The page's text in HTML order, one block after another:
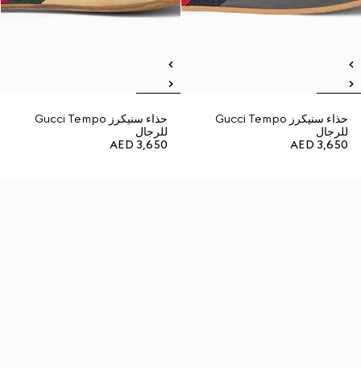
حذاء سنيكرز Gucci Tempo
للرجال
AED 3,650
حذاء سنيكرز Gucci Tempo
للرجال
AED 3,650